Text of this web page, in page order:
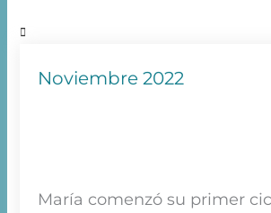
Noviembre 2022
María comenzó su primer